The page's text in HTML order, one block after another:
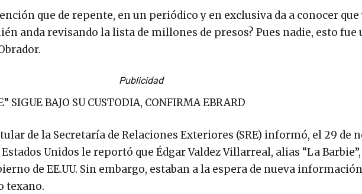
que de repente, en un periódico y en exclusiva da a conocer que
anda revisando la lista de millones de presos? Pues nadie, esto fue
Publicidad
SIGUE BAJO SU CUSTODIA, CONFIRMA EBRARD
de la Secretaría de Relaciones Exteriores (SRE) informó, el 29 de
Unidos le reportó que Édgar Valdez Villarreal, alias “La
de EE.UU. Sin embargo, estaban a la espera de nueva
texano.